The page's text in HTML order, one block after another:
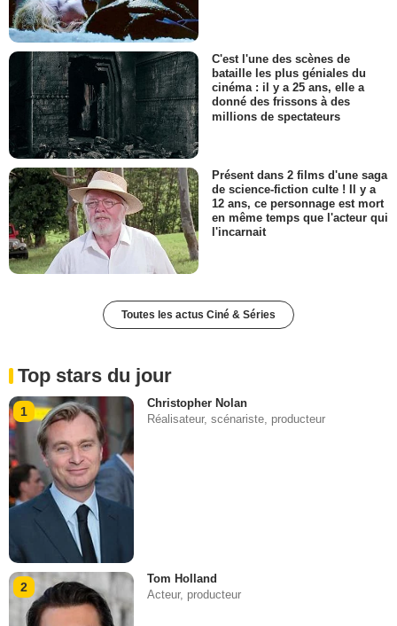
C'est l'une des scènes de
bataille les plus géniales du
cinéma : il y a 25 ans, elle a
donné des frissons à des
millions de spectateurs
Présent dans 2 films d'une saga
de science-fiction culte ! Il y a
12 ans, ce personnage est mort
en même temps que l'acteur qui
l'incarnait
Toutes les actus Ciné & Séries
Top stars du jour
1
Christopher Nolan
Réalisateur, scénariste, producteur
2
Tom Holland
Acteur, producteur